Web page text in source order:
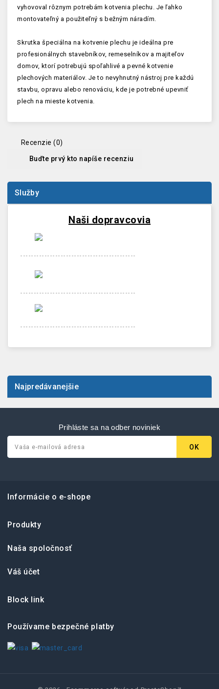
vyhovoval rôznym potrebám kotvenia plechu. Je ľahko
montovateľný a použiteľný s bežným náradím.
Skrutka špeciálna na kotvenie plechu je ideálna pre
profesionálnych stavebníkov, remeselníkov a majiteľov
domov, ktorí potrebujú spoľahlivé a pevné kotvenie
plechových materiálov. Je to nevyhnutný nástroj pre každú
stavbu, opravu alebo renováciu, kde je potrebné upevniť
plech na mieste kotvenia.
Recenzie (0)
Buďte prvý kto napíše recenziu
Služby
Naši dopravcovia
-------------------------------------------
-------------------------------------------
-------------------------------------------
Najpredávanejšie
Prihláste sa na odber noviniek
Informácie o e-shope
Produkty
Naša spoločnosť
Váš účet
Block link
Používame bezpečné platby